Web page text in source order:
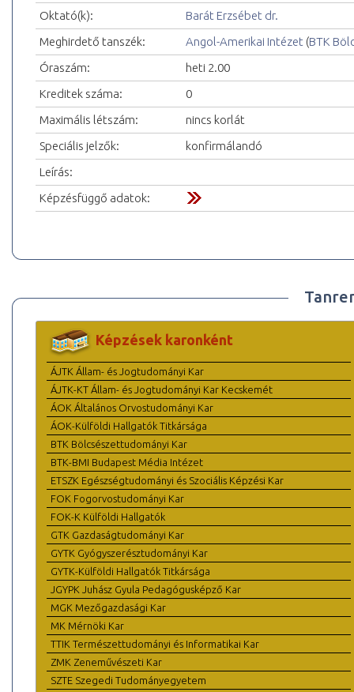
Oktató(k):
Barát Erzsébet dr.
Meghirdető tanszék:
Angol-Amerikai Intézet (BTK
Óraszám:
heti 2.00
Kreditek száma:
0
Maximális létszám:
nincs korlát
Speciális jelzők:
konfirmálandó
Leírás:
Képzésfüggő adatok:
Képzések karonként
ÁJTK Állam- és Jogtudományi Kar
ÁJTK-KT Állam- és Jogtudományi Kar Kecskemét
ÁOK Általános Orvostudományi Kar
ÁOK-Külföldi Hallgatók Titkársága
BTK Bölcsészettudományi Kar
BTK-BMI Budapest Média Intézet
ETSZK Egészségtudományi és Szociális Képzési Kar
FOK Fogorvostudományi Kar
FOK-K Külföldi Hallgatók
GTK Gazdaságtudományi Kar
GYTK Gyógyszerésztudományi Kar
GYTK-Külföldi Hallgatók Titkársága
JGYPK Juhász Gyula Pedagógusképző Kar
MGK Mezőgazdasági Kar
MK Mérnöki Kar
TTIK Természettudományi és Informatikai Kar
ZMK Zeneművészeti Kar
SZTE Szegedi Tudományegyetem